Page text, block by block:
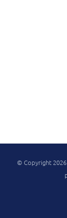
© Copyright